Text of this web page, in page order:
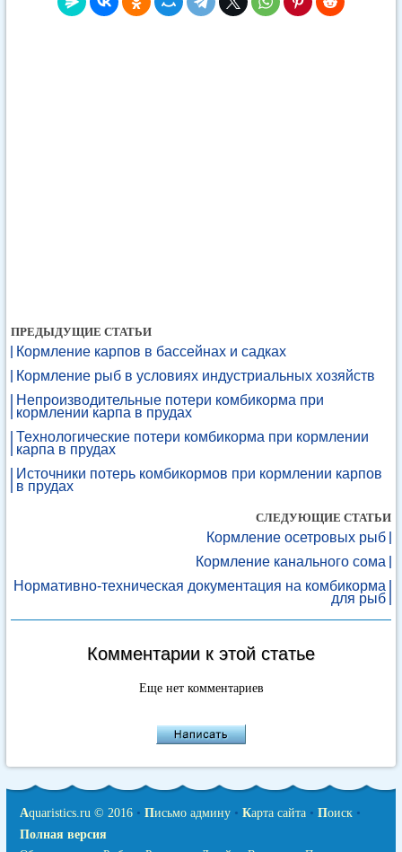
ПРЕДЫДУЩИЕ СТАТЬИ
Кормление карпов в бассейнах и садках
Кормление рыб в условиях индустриальных хозяйств
Непроизводительные потери комбикорма при
кормлении карпа в прудах
Технологические потери комбикорма при кормлении
карпа в прудах
Источники потерь комбикормов при кормлении карпов
в прудах
СЛЕДУЮЩИЕ СТАТЬИ
Кормление осетровых рыб
Кормление канального сома
Нормативно-техническая документация на комбикорма
для рыб
Комментарии к этой статье
Еще нет комментариев
Aquaristics.ru © 2016 • Письмо админу • Карта сайта • Поиск •
Полная версия